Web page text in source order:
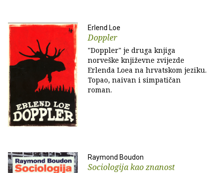
Erlend Loe
Doppler
"Doppler" je druga knjiga
norveške književne zvijezde
Erlenda Loea na hrvatskom jeziku.
Topao, naivan i simpatičan
roman.
Raymond Boudon
Sociologija kao znanost